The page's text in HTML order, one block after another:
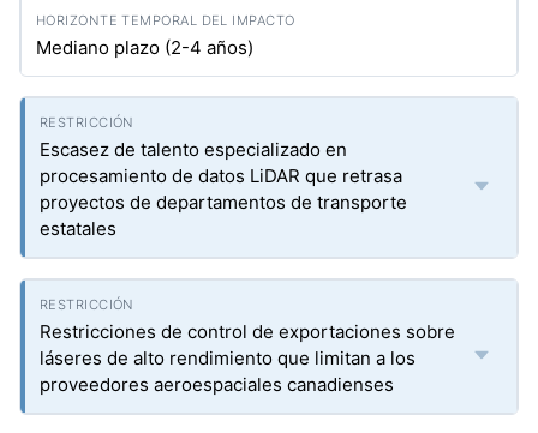
Mediano plazo (2-4 años)
Escasez de talento especializado en
procesamiento de datos LiDAR que retrasa
proyectos de departamentos de transporte
estatales
Restricciones de control de exportaciones sobre
láseres de alto rendimiento que limitan a los
proveedores aeroespaciales canadienses